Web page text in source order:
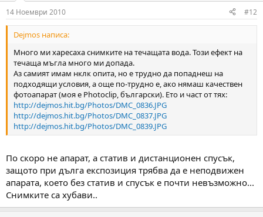
14 Ноември 2010 #12
Dejmos написа:
Много ми харесаха снимките на течащата вода. Този ефект на
течаща мъгла много ми допада.
Аз самият имам нклк опита, но е трудно да попаднеш на
подходящи условия, а още по-трудно е, ако нямаш качествен
фотоапарат (моя е Photoclip, български). Ето и част от тях:
http://dejmos.hit.bg/Photos/DMC_0836.JPG
http://dejmos.hit.bg/Photos/DMC_0837.JPG
http://dejmos.hit.bg/Photos/DMC_0839.JPG
По скоро не апарат, а статив и дистанционен спусък,
защото при дълга експозиция трябва да е неподвижен
апарата, което без статив и спусък е почти невъзможно...
Снимките са хубави..